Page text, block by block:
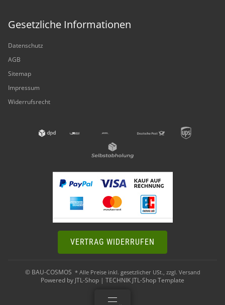
Gesetzliche Informationen
Datenschutz
AGB
Sitemap
Impressum
Widerrufsrecht
VERTRAG WIDERRUFEN
© BAU-COSMOS * Alle Preise inkl. gesetzlicher USt., zzgl. Versand
Powered by JTL-Shop | TECHNIK JTL-Shop Template